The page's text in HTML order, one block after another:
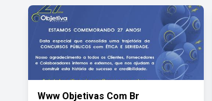
Www Objetivas Com Br